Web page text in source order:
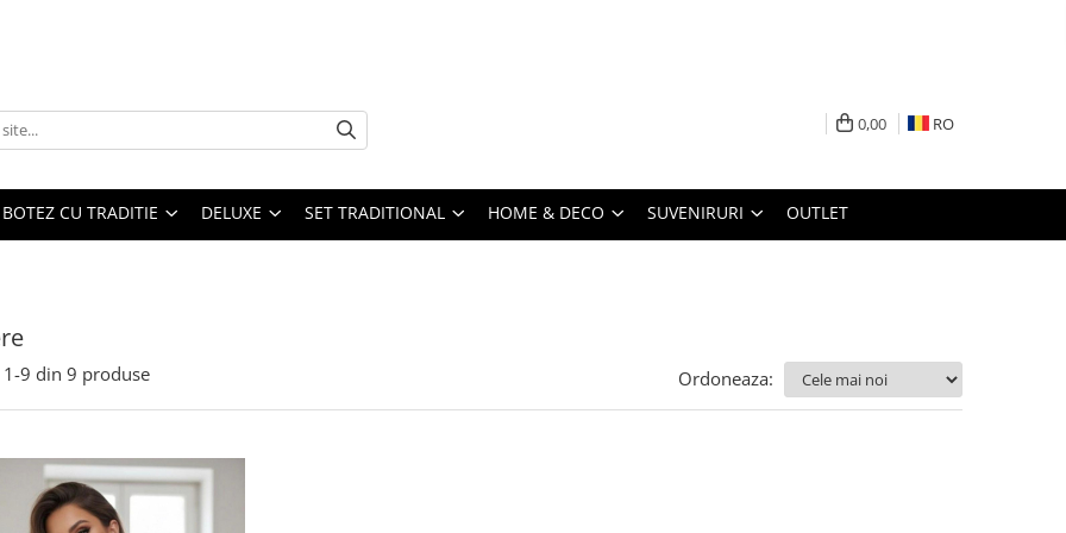
0,00 RO
BOTEZ CU TRADITIE DELUXE SET TRADITIONAL HOME & DECO SUVENIRURI OUTLET
1-9 din 9 produse Ordoneaza: